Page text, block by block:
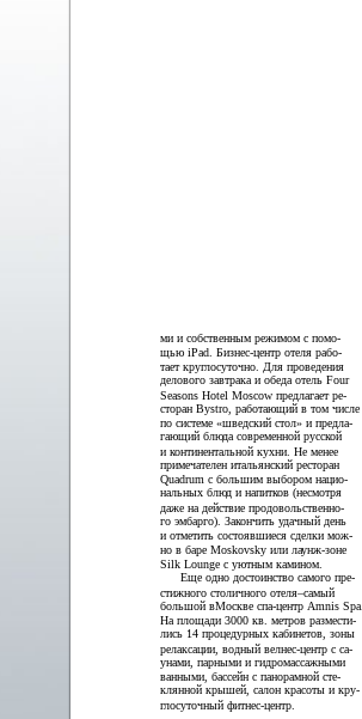
ми и собственным режимом с помо-
щью iPad. Бизнес-центр отеля рабо-
тает круглосуточно. Для проведения
делового завтрака и обеда отель Four
Seasons Hotel Moscow предлагает ре-
сторан Bystro, работающий в том числе
по системе «шведский стол» и предла-
гающий блюда современной русской
и континентальной кухни. Не менее
примечателен итальянский ресторан
Quadrum с большим выбором нацио-
нальных блюд и напитков (несмотря
даже на действие продовольственно-
го эмбарго). Закончить удачный день
и отметить состоявшиеся сделки мож-
но в баре Moskovsky или лаунж-зоне
Silk Lounge с уютным камином.
Еще одно достоинство самого пре-
стижного столичного отеля–самый
большой вМоскве спа-центр Amnis Spa.
На площади 3000 кв. метров размести-
лись 14 процедурных кабинетов, зоны
релаксации, водный велнес-центр с са-
унами, парными и гидромассажными
ванными, бассейн с панорамной сте-
клянной крышей, салон красоты и кру-
глосуточный фитнес-центр.